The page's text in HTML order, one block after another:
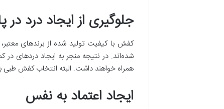
جلوگیری از ایجاد درد در
کفش با کیفیت تولید شده از برند‌های
شده‌اند. در نتیجه منجر به ایجاد درد‌های
همراه خواهند داشت. البته انتخاب کفش طبی
ایجاد اعتماد به نفس